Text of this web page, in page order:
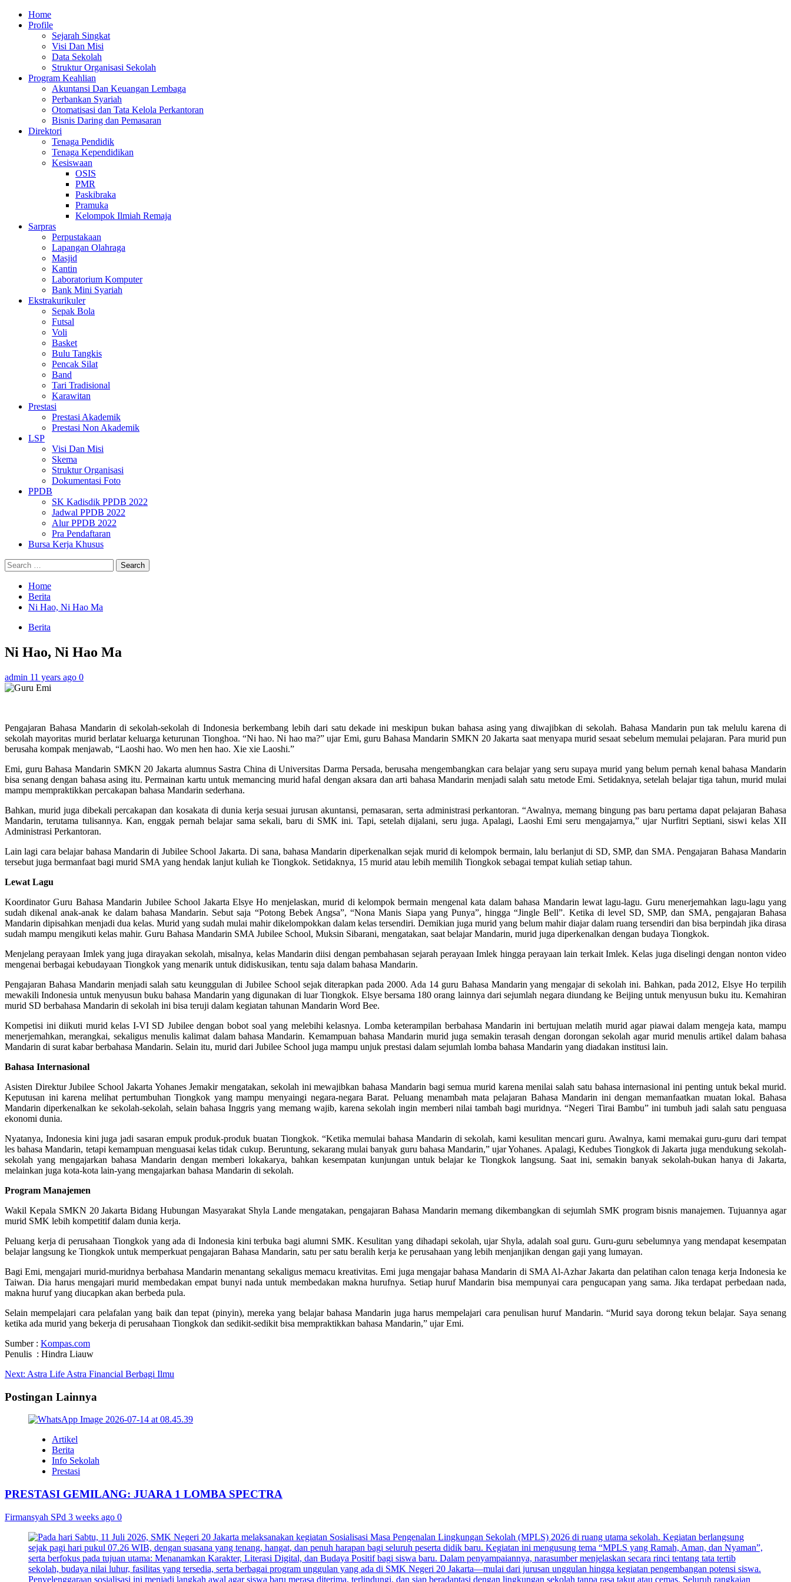
Skip
Primary
Menu
Home
Profile
Sejarah Singkat
Visi Dan Misi
Data Sekolah
Struktur Organisasi Sekolah
Program Keahlian
Akuntansi Dan Keuangan Lembaga
Perbankan Syariah
Otomatisasi dan Tata Kelola Perkantoran
Bisnis Daring dan Pemasaran
Direktori
Tenaga Pendidik
Tenaga Kependidikan
Kesiswaan
OSIS
PMR
Paskibraka
Pramuka
Kelompok Ilmiah Remaja
Sarpras
Perpustakaan
Lapangan Olahraga
Masjid
Kantin
Laboratorium Komputer
Bank Mini Syariah
Ekstrakurikuler
Sepak Bola
Futsal
Voli
Basket
Bulu Tangkis
Pencak Silat
Band
Tari Tradisional
Karawitan
Prestasi
Prestasi Akademik
Prestasi Non Akademik
LSP
Visi Dan Misi
Skema
Struktur Organisasi
Dokumentasi Foto
PPDB
SK Kadisdik PPDB 2022
Jadwal PPDB 2022
Alur PPDB 2022
Pra Pendaftaran
Bursa Kerja Khusus
Search
for:
Home
Berita
Ni Hao, Ni Hao Ma
Berita
Ni Hao, Ni Hao Ma
admin 11 years ago 0
Pengajaran Bahasa Mandarin di sekolah-sekolah di Indonesia berkembang lebih dari satu dekade ini meskipun bukan bahasa asing yang diwajibkan di sekolah. Bahasa Mandarin pun tak melulu karena di
sekolah mayoritas murid berlatar keluarga keturunan Tionghoa. “Ni hao. Ni hao ma?” ujar Emi, guru Bahasa Mandarin SMKN 20 Jakarta saat menyapa murid sesaat sebelum memulai pelajaran. Para murid pun
berusaha kompak menjawab, “Laoshi hao. Wo men hen hao. Xie xie Laoshi.”
Emi, guru Bahasa Mandarin SMKN 20 Jakarta alumnus Sastra China di Universitas Darma Persada, berusaha mengembangkan cara belajar yang seru supaya murid yang belum pernah kenal bahasa Mandarin
bisa senang dengan bahasa asing itu. Permainan kartu untuk memancing murid hafal dengan aksara dan arti bahasa Mandarin menjadi salah satu metode Emi. Setidaknya, setelah belajar tiga tahun, murid mulai
mampu mempraktikkan percakapan bahasa Mandarin sederhana.
Bahkan, murid juga dibekali percakapan dan kosakata di dunia kerja sesuai jurusan akuntansi, pemasaran, serta administrasi perkantoran. “Awalnya, memang bingung pas baru pertama dapat pelajaran Bahasa
Mandarin, terutama tulisannya. Kan, enggak pernah belajar sama sekali, baru di SMK ini. Tapi, setelah dijalani, seru juga. Apalagi, Laoshi Emi seru mengajarnya,” ujar Nurfitri Septiani, siswi kelas XII
Administrasi Perkantoran.
Lain lagi cara belajar bahasa Mandarin di Jubilee School Jakarta. Di sana, bahasa Mandarin diperkenalkan sejak murid di kelompok bermain, lalu berlanjut di SD, SMP, dan SMA. Pengajaran Bahasa Mandarin
tersebut juga bermanfaat bagi murid SMA yang hendak lanjut kuliah ke Tiongkok. Setidaknya, 15 murid atau lebih memilih Tiongkok sebagai tempat kuliah setiap tahun.
Lewat Lagu
Koordinator Guru Bahasa Mandarin Jubilee School Jakarta Elsye Ho menjelaskan, murid di kelompok bermain mengenal kata dalam bahasa Mandarin lewat lagu-lagu. Guru menerjemahkan lagu-lagu yang
sudah dikenal anak-anak ke dalam bahasa Mandarin. Sebut saja “Potong Bebek Angsa”, “Nona Manis Siapa yang Punya”, hingga “Jingle Bell”. Ketika di level SD, SMP, dan SMA, pengajaran Bahasa
Mandarin dipisahkan menjadi dua kelas. Murid yang sudah mulai mahir dikelompokkan dalam kelas tersendiri. Demikian juga murid yang belum mahir diajar dalam ruang tersendiri dan bisa berpindah jika dirasa
sudah mampu mengikuti kelas mahir. Guru Bahasa Mandarin SMA Jubilee School, Muksin Sibarani, mengatakan, saat belajar Mandarin, murid juga diperkenalkan dengan budaya Tiongkok.
Menjelang perayaan Imlek yang juga dirayakan sekolah, misalnya, kelas Mandarin diisi dengan pembahasan sejarah perayaan Imlek hingga perayaan lain terkait Imlek. Kelas juga diselingi dengan nonton video
mengenai berbagai kebudayaan Tiongkok yang menarik untuk didiskusikan, tentu saja dalam bahasa Mandarin.
Pengajaran Bahasa Mandarin menjadi salah satu keunggulan di Jubilee School sejak diterapkan pada 2000. Ada 14 guru Bahasa Mandarin yang mengajar di sekolah ini. Bahkan, pada 2012, Elsye Ho terpilih
mewakili Indonesia untuk menyusun buku bahasa Mandarin yang digunakan di luar Tiongkok. Elsye bersama 180 orang lainnya dari sejumlah negara diundang ke Beijing untuk menyusun buku itu. Kemahiran
murid SD berbahasa Mandarin di sekolah ini bisa teruji dalam kegiatan tahunan Mandarin Word Bee.
Kompetisi ini diikuti murid kelas I-VI SD Jubilee dengan bobot soal yang melebihi kelasnya. Lomba keterampilan berbahasa Mandarin ini bertujuan melatih murid agar piawai dalam mengeja kata, mampu
menerjemahkan, merangkai, sekaligus menulis kalimat dalam bahasa Mandarin. Kemampuan bahasa Mandarin murid juga semakin terasah dengan dorongan sekolah agar murid menulis artikel dalam bahasa
Mandarin di surat kabar berbahasa Mandarin. Selain itu, murid dari Jubilee School juga mampu unjuk prestasi dalam sejumlah lomba bahasa Mandarin yang diadakan institusi lain.
Bahasa Internasional
Asisten Direktur Jubilee School Jakarta Yohanes Jemakir mengatakan, sekolah ini mewajibkan bahasa Mandarin bagi semua murid karena menilai salah satu bahasa internasional ini penting untuk bekal murid.
Keputusan ini karena melihat pertumbuhan Tiongkok yang mampu menyaingi negara-negara Barat. Peluang menambah mata pelajaran Bahasa Mandarin ini dengan memanfaatkan muatan lokal. Bahasa
Mandarin diperkenalkan ke sekolah-sekolah, selain bahasa Inggris yang memang wajib, karena sekolah ingin memberi nilai tambah bagi muridnya. “Negeri Tirai Bambu” ini tumbuh jadi salah satu penguasa
ekonomi dunia.
Nyatanya, Indonesia kini juga jadi sasaran empuk produk-produk buatan Tiongkok. “Ketika memulai bahasa Mandarin di sekolah, kami kesulitan mencari guru. Awalnya, kami memakai guru-guru dari tempat
les bahasa Mandarin, tetapi kemampuan menguasai kelas tidak cukup. Beruntung, sekarang mulai banyak guru bahasa Mandarin,” ujar Yohanes. Apalagi, Kedubes Tiongkok di Jakarta juga mendukung sekolah-
sekolah yang mengajarkan bahasa Mandarin dengan memberi lokakarya, bahkan kesempatan kunjungan untuk belajar ke Tiongkok langsung. Saat ini, semakin banyak sekolah-bukan hanya di Jakarta,
melainkan juga kota-kota lain-yang mengajarkan bahasa Mandarin di sekolah.
Program Manajemen
Wakil Kepala SMKN 20 Jakarta Bidang Hubungan Masyarakat Shyla Lande mengatakan, pengajaran Bahasa Mandarin memang dikembangkan di sejumlah SMK program bisnis manajemen. Tujuannya agar
murid SMK lebih kompetitif dalam dunia kerja.
Peluang kerja di perusahaan Tiongkok yang ada di Indonesia kini terbuka bagi alumni SMK. Kesulitan yang dihadapi sekolah, ujar Shyla, adalah soal guru. Guru-guru sebelumnya yang mendapat kesempatan
belajar langsung ke Tiongkok untuk memperkuat pengajaran Bahasa Mandarin, satu per satu beralih kerja ke perusahaan yang lebih menjanjikan dengan gaji yang lumayan.
Bagi Emi, mengajari murid-muridnya berbahasa Mandarin menantang sekaligus memacu kreativitas. Emi juga mengajar bahasa Mandarin di SMA Al-Azhar Jakarta dan pelatihan calon tenaga kerja Indonesia ke
Taiwan. Dia harus mengajari murid membedakan empat bunyi nada untuk membedakan makna hurufnya. Setiap huruf Mandarin bisa mempunyai cara pengucapan yang sama. Jika terdapat perbedaan nada,
makna huruf yang diucapkan akan berbeda pula.
Selain mempelajari cara pelafalan yang baik dan tepat (pinyin), mereka yang belajar bahasa Mandarin juga harus mempelajari cara penulisan huruf Mandarin. “Murid saya dorong tekun belajar. Saya senang
ketika ada murid yang bekerja di perusahaan Tiongkok dan sedikit-sedikit bisa mempraktikkan bahasa Mandarin,” ujar Emi.
Sumber : Kompas.com
Penulis : Hindra Liauw
Post
navigation
Next: Astra Life Astra Financial Berbagi Ilmu
Postingan Lainnya
Artikel
Berita
Info Sekolah
Prestasi
PRESTASI GEMILANG: JUARA 1 LOMBA SPECTRA
Firmansyah SPd 3 weeks ago 0